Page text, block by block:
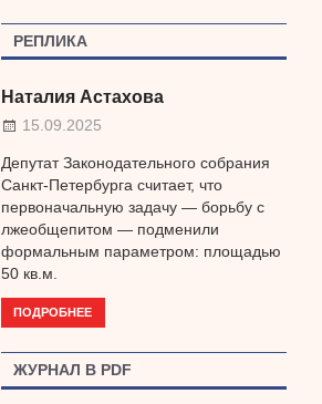
РЕПЛИКА
Наталия Астахова
15.09.2025
Депутат Законодательного собрания
Санкт-Петербурга считает, что
первоначальную задачу — борьбу с
лжеобщепитом — подменили
формальным параметром: площадью
50 кв.м.
ПОДРОБНЕЕ
ЖУРНАЛ В PDF